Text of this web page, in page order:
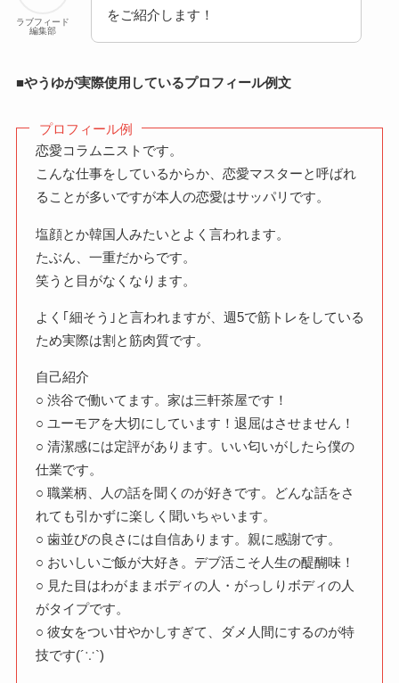
ラブフィード
編集部
をご紹介します！
■やうゆが実際使用しているプロフィール例文
プロフィール例
恋愛コラムニストです。
こんな仕事をしているからか、恋愛マスターと呼ばれ
ることが多いですが本人の恋愛はサッパリです。
塩顔とか韓国人みたいとよく言われます。
たぶん、一重だからです。
笑うと目がなくなります。
よく｢細そう｣と言われますが、週5で筋トレをしている
ため実際は割と筋肉質です。
自己紹介
○ 渋谷で働いてます。家は三軒茶屋です！
○ ユーモアを大切にしています！退屈はさせません！
○ 清潔感には定評があります。いい匂いがしたら僕の
仕業です。
○ 職業柄、人の話を聞くのが好きです。どんな話をさ
れても引かずに楽しく聞いちゃいます。
○ 歯並びの良さには自信あります。親に感謝です。
○ おいしいご飯が大好き。デブ活こそ人生の醍醐味！
○ 見た目はわがままボディの人・がっしりボディの人
がタイプです。
○ 彼女をつい甘やかしすぎて、ダメ人間にするのが特
技です(´∵`)